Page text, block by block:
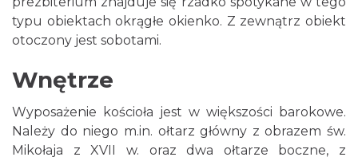
typu obiektach okrągłe okienko. Z zewnątrz obiekt
otoczony jest sobotami.
Wnętrze
Wyposażenie kościoła jest w większości barokowe.
Należy do niego m.in. ołtarz główny z obrazem św.
Mikołaja z XVII w. oraz dwa ołtarze boczne, z